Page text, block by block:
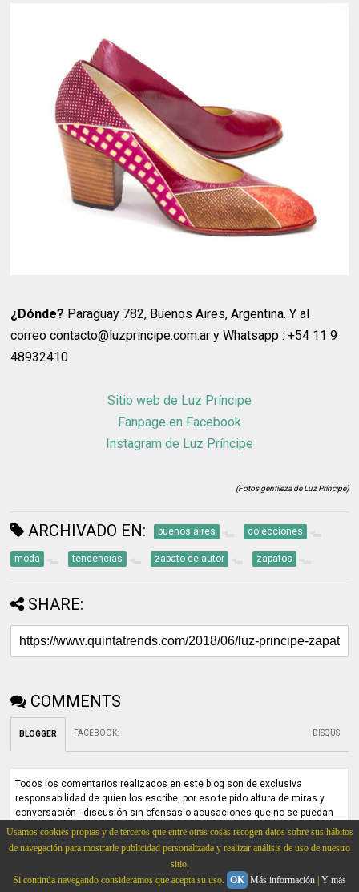
Usamos cookies propias y de terceros que entre otras cosas recogen datos sobre sus hábitos
de navegación para mostrarle publicidad personalizada y realizar análisis de uso de nuestro
sitio.
Si continúa navegando consideramos que acepta su uso. OK Más información Y más
¿Dónde? Paraguay 782, Buenos Aires, Argentina. Y al
correo contacto@luzprincipe.com.ar y Whatsapp : +54 11 9
48932410
Sitio web de Luz Príncipe
Fanpage en Facebook
Instagram de Luz Príncipe
(Fotos gentileza de Luz Príncipe)
ARCHIVADO EN: buenos aires colecciones
moda tendencias zapato de autor zapatos
SHARE:
COMMENTS
BLOGGER FACEBOOK: DISQUS
Todos los comentarios realizados en este blog son de exclusiva
responsabilidad de quien los escribe, por eso te pido altura de miras y
conversación - discusión sin ofensas o acusaciones que no se puedan
probar. QT es un medio colaborativo, ayúdame a mantenerlo de esa
manera.